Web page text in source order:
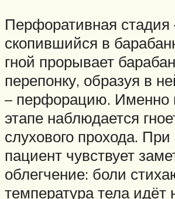
Перфоративная стадия
скопившийся в
гной прорывает
перепонку, образуя в
– перфорацию. Именно
этапе наблюдается
слухового прохода. При
пациент чувствует
облегчение: боли
температура тела идёт